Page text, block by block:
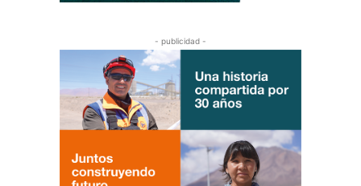
- publicidad -